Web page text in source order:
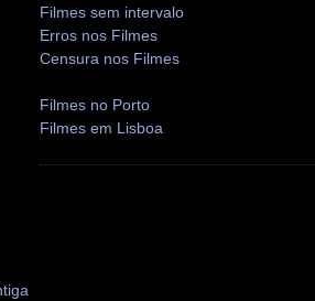
Filmes sem intervalo
Erros nos Filmes
Censura nos Filmes
Filmes no Porto
Filmes em Lisboa